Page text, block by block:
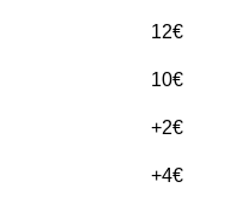
12€
10€
+2€
+4€